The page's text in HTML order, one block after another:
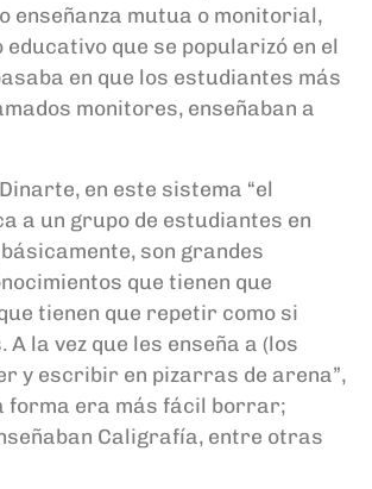
enseñanza mutua o monitorial,
educativo que se popularizó en el
en que los estudiantes más
monitores, enseñaban a
en este sistema “el
a un grupo de estudiantes en
son grandes
que tienen que
tienen que repetir como si
A la vez que les enseña a (los
y escribir en pizarras de arena”,
forma era más fácil borrar;
Caligrafía, entre otras